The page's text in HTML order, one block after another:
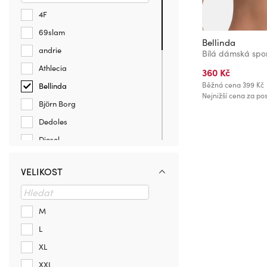
Bellinda
360 Kč
Běžná cena 399 Kč
Nejnižší cena za
4F
69slam
andrie
Athlecia
Bellinda
Björn Borg
Dedoles
Diesel
GAP
Gina
Horsefeathers
HUGO
HUSKY
Marks & Spencer
VELIKOST
M
L
XL
XXL